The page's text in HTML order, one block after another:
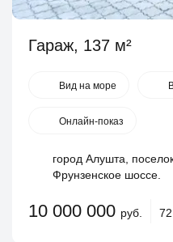
Гараж, 137 м²
Вид на море
Онлайн-показ
город Алушта,
Фрунзенское шоссе.
10 000 000 руб.